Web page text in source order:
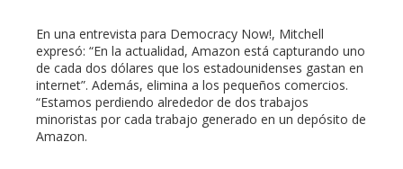
En una entrevista para Democracy Now!, Mitchell
expresó: “En la actualidad, Amazon está capturando uno
de cada dos dólares que los estadounidenses gastan en
internet”. Además, elimina a los pequeños comercios.
“Estamos perdiendo alrededor de dos trabajos
minoristas por cada trabajo generado en un depósito de
Amazon.